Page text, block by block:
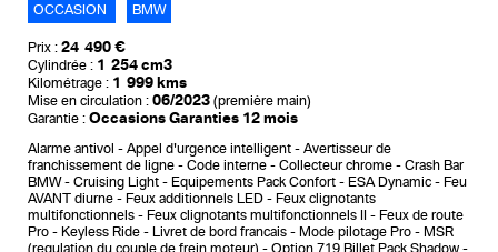
OCCASION BMW
Prix : 24 490 €
Cylindrée : 1 254 cm3
Kilométrage : 1 999 kms
Mise en circulation : 06/2023 (première main)
Garantie : Occasions Garanties 12 mois
Alarme antivol Appel d'urgence intelligent
Avertisseur de
franchissement de ligne
Code interne Collecteur chrome
Crash Bar
BMW
Cruising Light Equipements Pack Confort ESA Dynamic
Feu
AVANT diurne
Feux additionnels LED
Feux clignotants
multifonctionnels
Feux clignotants multifonctionnels II
Feux de route
Pro
Keyless Ride Livret de bord francais Mode pilotage Pro
MSR
(regulation du couple de frein moteur)
Option 719 Billet Pack Shadow